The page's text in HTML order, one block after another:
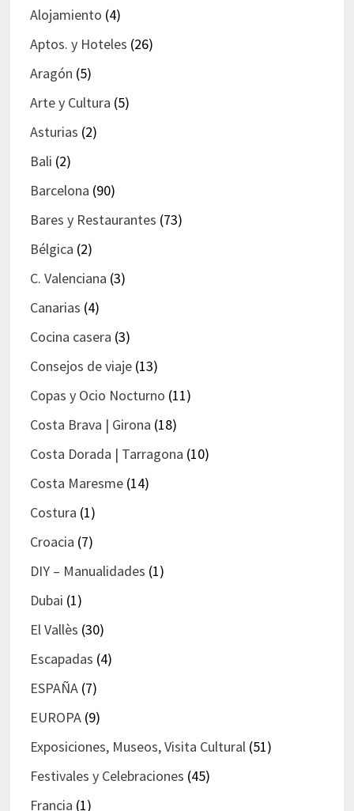
Alojamiento (4)
Aptos. y Hoteles (26)
Aragón (5)
Arte y Cultura (5)
Asturias (2)
Bali (2)
Barcelona (90)
Bares y Restaurantes (73)
Bélgica (2)
C. Valenciana (3)
Canarias (4)
Cocina casera (3)
Consejos de viaje(13)
Copas y Ocio Nocturno (11)
Costa Brava | Girona (18)
Costa Dorada | Tarragona (10)
Costa Maresme(14)
Costura (1)
Croacia (7)
DIY – Manualidades (1)
Dubai (1)
El Vallès (30)
Escapadas (4)
ESPAÑA(7)
EUROPA(9)
Exposiciones, Museos, Visita Cultural(51)
Festivales y Celebraciones (45)
Francia (1)